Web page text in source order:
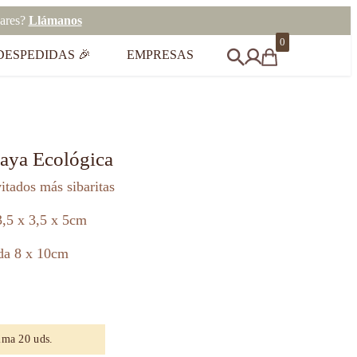
Llámanos
🎉 EMPRESAS
0
Ecológica
más sibaritas
x 3,5 x 5cm
8 x 10cm
20 uds.